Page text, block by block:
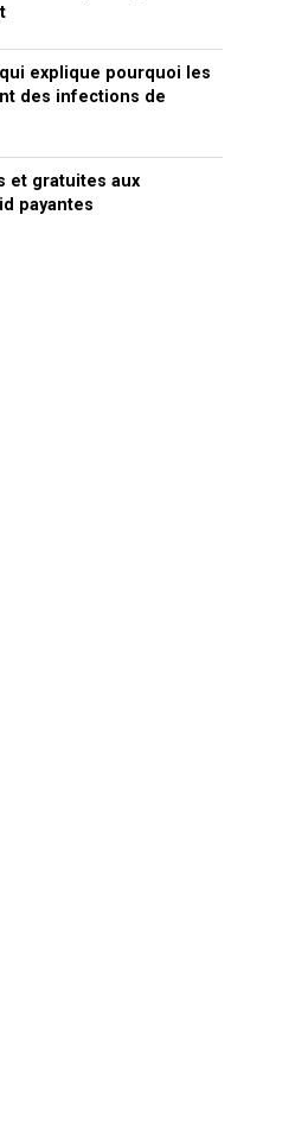
explique pourquoi les
des infections de
et gratuites aux
payantes